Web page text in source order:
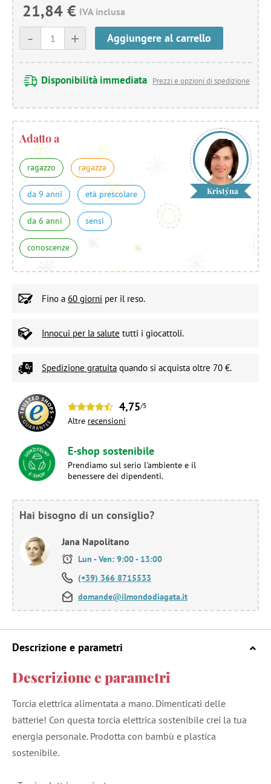
21,84 € IVA inclusa
+
- Aggiungere al carrello
Disponibilità immediata Prezzi e opzioni di spedizione
Adatto a
ragazzo ragazza
da 9 anni età prescolare
da 6 anni sensi
conoscenze
Kristýna
Fino a 60 giorni per il reso.
Innocui per la salute tutti i giocattoli.
Spedizione gratuita quando si acquista oltre 70 €.
4,75/5
Altre recensioni
E-shop sostenibile
Prendiamo sul serio l'ambiente e il
benessere dei dipendenti.
Hai bisogno di un consiglio?
Jana Napolitano
Lun - Ven: 9:00 - 13:00
(+39) 366 8715533
domande@ilmondodiagata.it
Descrizione e parametri
Descrizione e parametri
Torcia elettrica alimentata a mano. Dimenticati delle
batterie! Con questa torcia elettrica sostenibile crei la tua
energia personale. Prodotta con bambù e plastica
sostenibile.